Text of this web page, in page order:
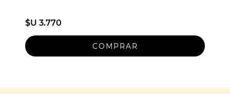
$U 3.770